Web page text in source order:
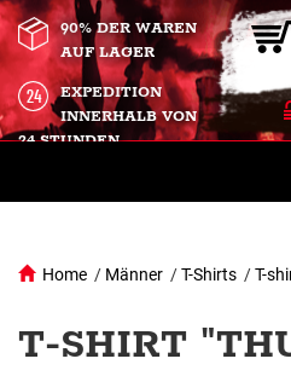
90% DER WAREN
AUF LAGER
EXPEDITION
INNERHALB VON
24 STUNDEN.
Home / Männer /T-Shirts /T-
T-SHIRT